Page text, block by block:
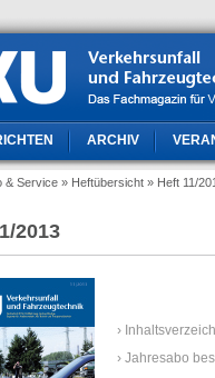
ARCHIV
& Service » Heftübersicht » Heft 11/
2013
›
› Jahresabo